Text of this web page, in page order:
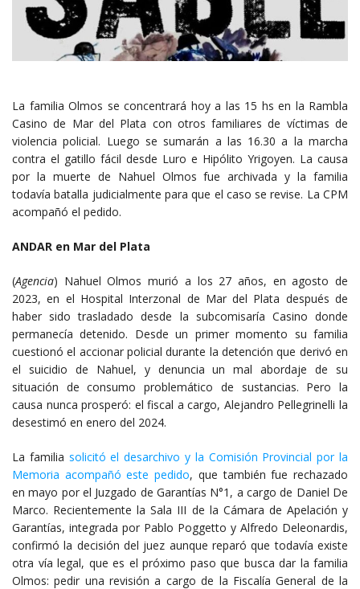
La familia Olmos se concentrará hoy a las 15 hs en la Rambla
Casino de Mar del Plata con otros familiares de víctimas de
violencia policial. Luego se sumarán a las 16.30 a la marcha
contra el gatillo fácil desde Luro e Hipólito Yrigoyen. La causa
por la muerte de Nahuel Olmos fue archivada y la familia
todavía batalla judicialmente para que el caso se revise. La CPM
acompañó el pedido.
ANDAR en Mar del Plata
(Agencia) Nahuel Olmos murió a los 27 años, en agosto de
2023, en el Hospital Interzonal de Mar del Plata después de
haber sido trasladado desde la subcomisaría Casino donde
permanecía detenido. Desde un primer momento su familia
cuestionó el accionar policial durante la detención que derivó en
el suicidio de Nahuel, y denuncia un mal abordaje de su
situación de consumo problemático de sustancias. Pero la
causa nunca prosperó: el fiscal a cargo, Alejandro Pellegrinelli la
desestimó en enero del 2024.
La familia solicitó el desarchivo y la Comisión Provincial por la
Memoria acompañó este pedido, que también fue rechazado
en mayo por el Juzgado de Garantías N°1, a cargo de Daniel De
Marco. Recientemente la Sala III de la Cámara de Apelación y
Garantías, integrada por Pablo Poggetto y Alfredo Deleonardis,
confirmó la decisión del juez aunque reparó que todavía existe
otra vía legal, que es el próximo paso que busca dar la familia
Olmos: pedir una revisión a cargo de la Fiscalía General de la